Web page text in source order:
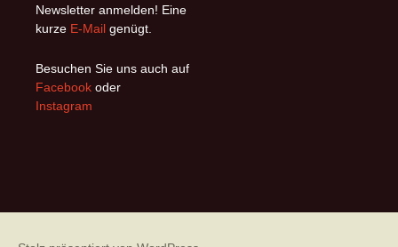
Newsletter anmelden! Eine
kurze E-Mail genügt.
Besuchen Sie uns auch auf
Facebook oder
Instagram